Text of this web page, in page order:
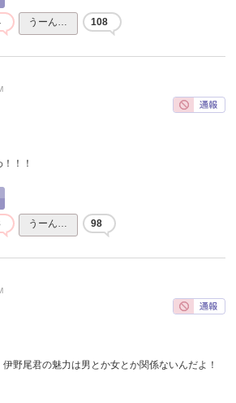
うーん… 108
！！
うーん… 98
野尾君の魅力は男とか女とか関係ないんだよ！